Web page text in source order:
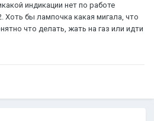
индикации нет по работе
Хоть бы лампочка какая мигала, что
что делать, жать на газ или идти